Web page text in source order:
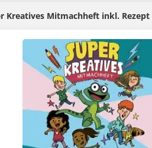
Kreatives Mitmachheft inkl.